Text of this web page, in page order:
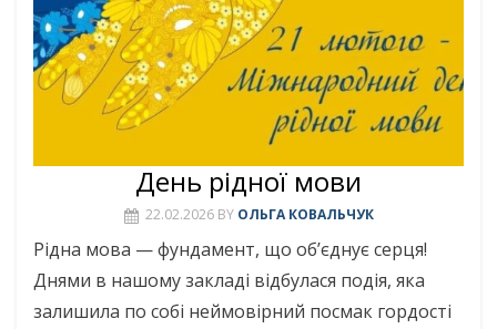
День рідної мови
22.02.2026 BY ОЛЬГА КОВАЛЬЧУК
Рідна мова — фундамент, що об’єднує серця!
Днями в нашому закладі відбулася подія, яка
залишила по собі неймовірний посмак гордості